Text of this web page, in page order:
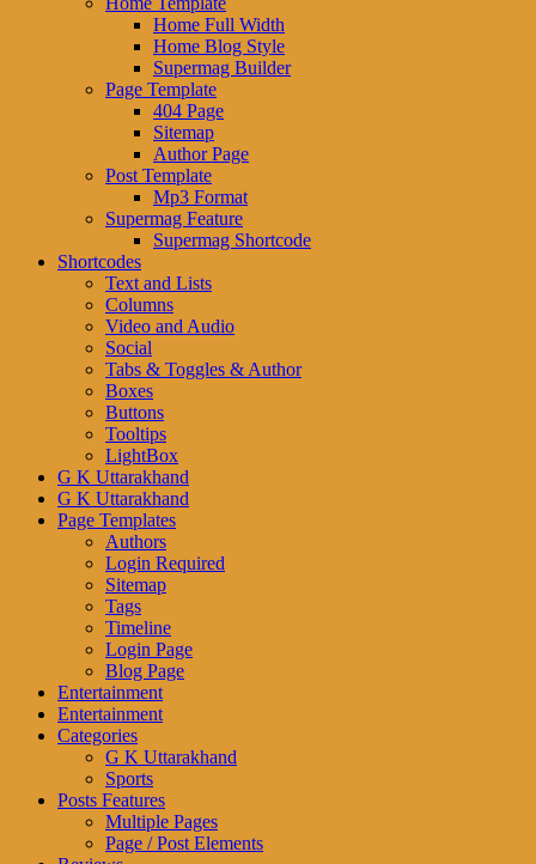
Home Full Width
Home Blog Style
Supermag Builder
Page Template
404 Page
Sitemap
Author Page
Post Template
Mp3 Format
Supermag Feature
Supermag Shortcode
Shortcodes
Text and Lists
Columns
Video and Audio
Social
Tabs & Toggles & Author
Boxes
Buttons
Tooltips
LightBox
G K Uttarakhand
G K Uttarakhand
Page Templates
Authors
Login Required
Sitemap
Tags
Timeline
Login Page
Blog Page
Entertainment
Entertainment
Categories
G K Uttarakhand
Sports
Posts Features
Multiple Pages
Page / Post Elements